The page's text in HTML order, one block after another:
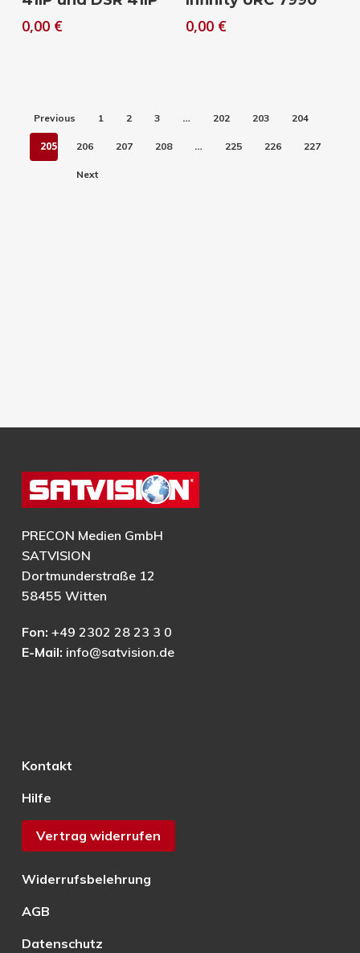
0,00 € 0,00 €
Previous 1 2 3 … 202 203 204
205 206 207 208 … 225 226 227
Next
PRECON Medien GmbH
SATVISION
Dortmunderstraße 12
58455 Witten
Fon: +49 2302 28 23 3 0
E-Mail: info@satvision.de
Kontakt
Hilfe
Vertrag widerrufen
Widerrufsbelehrung
AGB
Datenschutz